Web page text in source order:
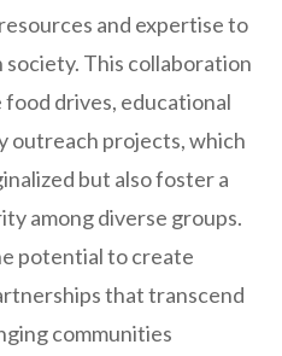
and expertise‌ to
society. ⁤This collaboration
drives, educational
outreach projects, which
but also foster ⁣a
⁢among diverse groups.​
potential to create
that‌ transcend
communities